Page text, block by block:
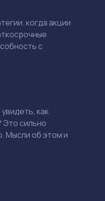
когда акции
с
как
Это сильно
Мысли об этом и